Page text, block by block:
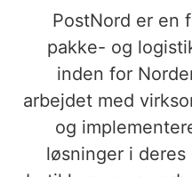
PostNord er en
pakke- og
inden for
arbejdet med
og
løsninger i